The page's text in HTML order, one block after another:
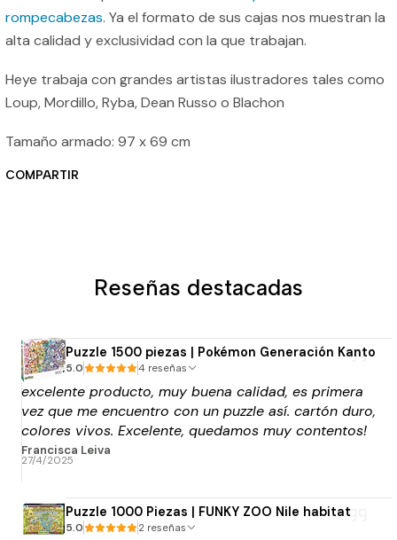
rompecabezas. Ya el formato de sus cajas nos muestran la
alta calidad y exclusividad con la que trabajan.
Heye trabaja con grandes artistas ilustradores tales como
Loup, Mordillo, Ryba, Dean Russo o Blachon
Tamaño armado: 97 x 69 cm
COMPARTIR
Reseñas destacadas
Puzzle 1500 piezas | Pokémon Generación Kanto
5.0 4 reseñas
excelente producto, muy buena calidad, es primera
vez que me encuentro con un puzzle así. cartón duro,
colores vivos. Excelente, quedamos muy contentos!
y la atención tb. Lo compre super encima de la
fecha que lo necesitaba y solicite el envio rápido y
bien. Muchas gracias!
Francisca Leiva
27/4/2025
Puzzle 1000 Piezas | FUNKY ZOO Nile habitat
5.0 2 reseñas